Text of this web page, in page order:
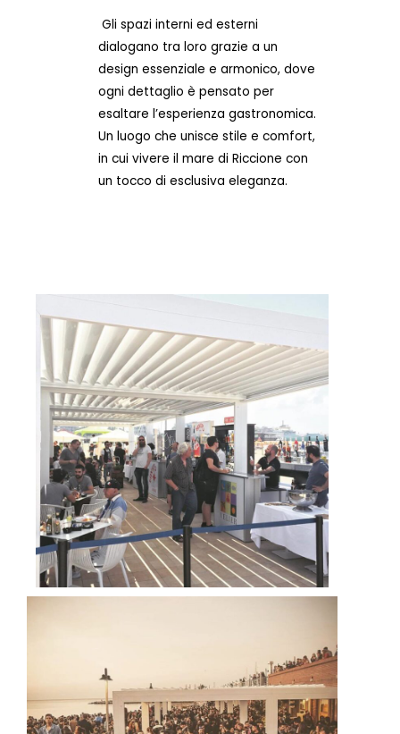
Gli spazi interni ed esterni
dialogano tra loro grazie a un
design essenziale e armonico, dove
ogni dettaglio è pensato per
esaltare l’esperienza gastronomica.
Un luogo che unisce stile e comfort,
in cui vivere il mare di Riccione con
un tocco di esclusiva eleganza.